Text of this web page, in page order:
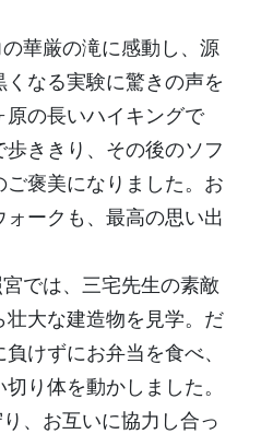
華厳の滝に感動し、源
なる実験に驚きの声を
の長いハイキングで
ききり、その後のソフ
ご褒美になりました。お
ークも、最高の思い出
では、三宅先生の素敵
壮大な建造物を見学。だ
けずにお弁当を食べ、
り体を動かしました。
、お互いに協力し合っ